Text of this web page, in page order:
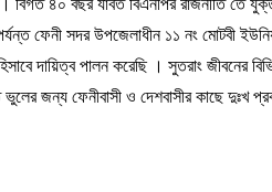
ফেনী সদর উপজেলাধীন ১১ নং মোটবী
দায়িত্ব পালন করেছি । সুতরাং
জন্য ফেনীবাসী ও দেশবাসীর কাছে দুঃখ